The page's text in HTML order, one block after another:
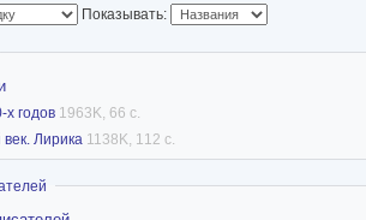
Показывать:
х годов 1963K, 66 с.
Лирика 1138K, 112 с.